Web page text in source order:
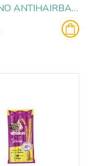
SERRANO ANTIHAIRBALL SALMON Y ATUN 50GR